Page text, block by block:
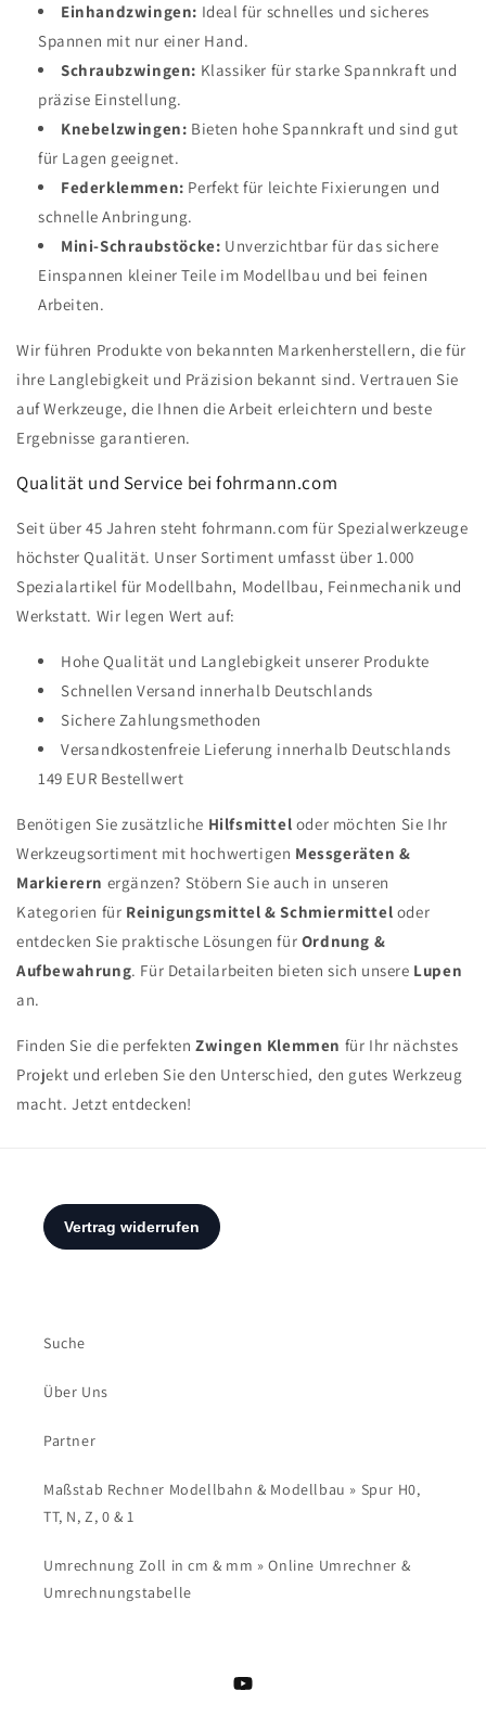
Einhandzwingen: Ideal für schnelles und sicheres
Spannen mit nur einer Hand.
Schraubzwingen: Klassiker für starke Spannkraft und
präzise Einstellung.
Knebelzwingen: Bieten hohe Spannkraft und sind gut
für Lagen geeignet.
Federklemmen: Perfekt für leichte Fixierungen und
schnelle Anbringung.
Mini-Schraubstöcke: Unverzichtbar für das sichere
Einspannen kleiner Teile im Modellbau und bei feinen
Arbeiten.
Wir führen Produkte von bekannten Markenherstellern, die für
ihre Langlebigkeit und Präzision bekannt sind. Vertrauen Sie
auf Werkzeuge, die Ihnen die Arbeit erleichtern und beste
Ergebnisse garantieren.
Qualität und Service bei fohrmann.com
Seit über 45 Jahren steht fohrmann.com für Spezialwerkzeuge
höchster Qualität. Unser Sortiment umfasst über 1.000
Spezialartikel für Modellbahn, Modellbau, Feinmechanik und
Werkstatt. Wir legen Wert auf:
Hohe Qualität und Langlebigkeit unserer Produkte
Schnellen Versand innerhalb Deutschlands
Sichere Zahlungsmethoden
Versandkostenfreie Lieferung innerhalb Deutschlands
149 EUR Bestellwert
Benötigen Sie zusätzliche Hilfsmittel oder möchten Sie Ihr
Werkzeugsortiment mit hochwertigen Messgeräten &
Markierern ergänzen? Stöbern Sie auch in unseren
Kategorien für Reinigungsmittel & Schmiermittel oder
entdecken Sie praktische Lösungen für Ordnung &
Aufbewahrung. Für Detailarbeiten bieten sich unsere Lupen
an.
Finden Sie die perfekten Zwingen Klemmen für Ihr nächstes
Projekt und erleben Sie den Unterschied, den gutes Werkzeug
macht. Jetzt entdecken!
Suche
Über Uns
Partner
Maßstab Rechner Modellbahn & Modellbau » Spur H0,
TT, N, Z, 0 & 1
Umrechnung Zoll in cm & mm » Online Umrechner &
Umrechnungstabelle
YouTube